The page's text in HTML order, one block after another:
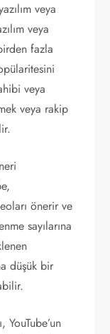
veya
veya
fazla
veya
veya rakip
önerir ve
sayılarına
düşük bir
YouTube’un